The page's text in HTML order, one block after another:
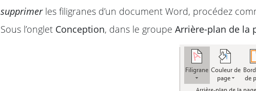
supprimerles filigranes d’un document Word, procédez
Sous l’onglet Conception, dans le groupe Arrière-plan de la